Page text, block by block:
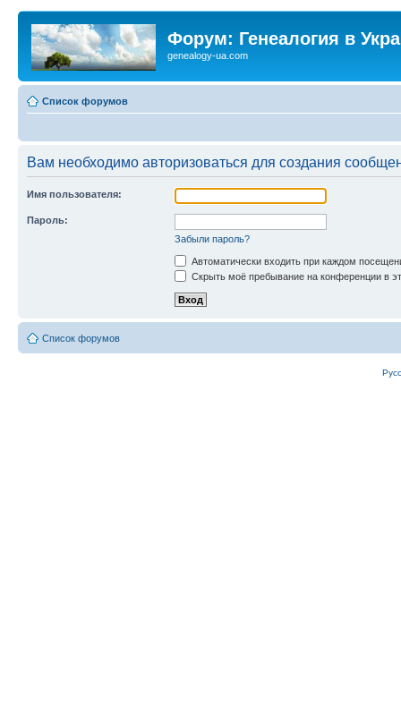
Форум: Генеалогия в
genealogy-ua.com
Список форумов
Вам необходимо авторизоваться для создания
Имя пользователя:
Пароль:
Забыли пароль?
Автоматически входить при каждом
Скрыть моё пребывание на конференции в
Список форумов